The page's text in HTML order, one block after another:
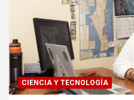
CIENCIA Y TECNOLOGÍA